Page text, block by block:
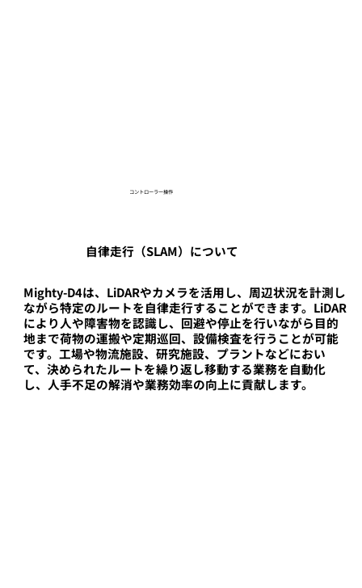
コントローラー操作
自律走行（SLAM）について
Mighty-D4は、LiDARやカメラを活用し、周辺状況を計測し
ながら特定のルートを自律走行することができます。LiDAR
により人や障害物を認識し、回避や停止を行いながら目的
地まで荷物の運搬や定期巡回、設備検査を行うことが可能
です。工場や物流施設、研究施設、プラントなどにおい
て、決められたルートを繰り返し移動する業務を自動化
し、人手不足の解消や業務効率の向上に貢献します。